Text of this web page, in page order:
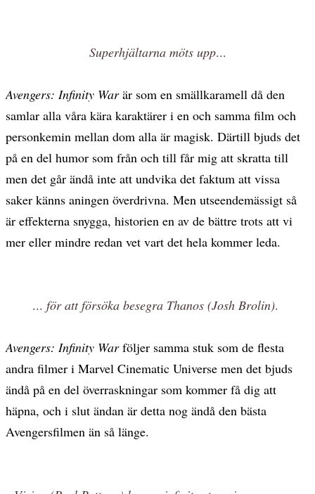
Superhjältarna möts upp...
Avengers: Infinity Warär som en smällkaramell då den
samlar alla våra kära karaktärer i en och samma film och
personkemin mellan dom alla är magisk. Därtill bjuds det
på en del humor som från och till får mig att skratta till
men det går ändå inte att undvika det faktum att vissa
saker känns aningen överdrivna. Men utseendemässigt så
är effekterna snygga, historien en av de bättre trots att vi
mer eller mindre redan vet vart det hela kommer leda.
... för att försöka besegra Thanos (Josh Brolin).
Avengers: Infinity Warföljer samma stuk som de flesta
andra filmer i Marvel Cinematic Universe men det bjuds
ändå på en del överraskningar som kommer få dig att
häpna, och i slut ändan är detta nog ändå den bästa
Avengersfilmen än så länge.